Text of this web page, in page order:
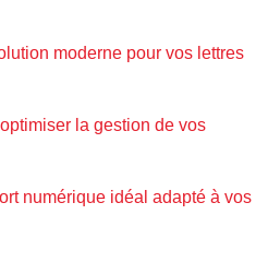
moderne pour vos lettres
la gestion de vos
numérique idéal adapté à vos